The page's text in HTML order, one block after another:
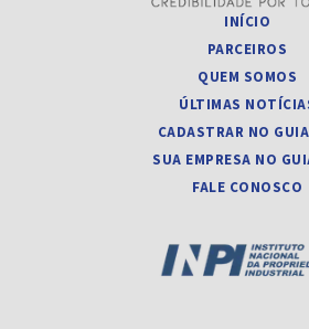
INÍCIO
PARCEIROS
QUEM SOMOS
ÚLTIMAS
CADASTRAR NO
SUA EMPRESA NO
FALE CONOSCO